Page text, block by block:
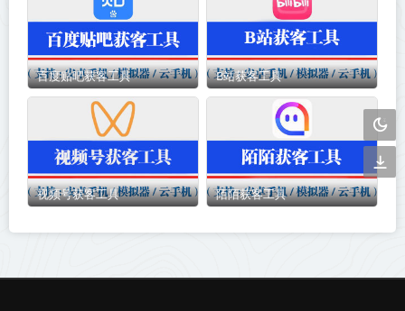
百度贴吧获客工具 B站获客工具
视频号获客工具 陌陌获客工具